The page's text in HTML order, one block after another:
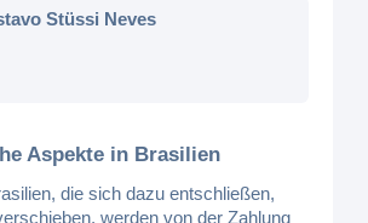
Stüssi Neves
Aspekte in Brasilien
die sich dazu entschließen,
werden von der Zahlung